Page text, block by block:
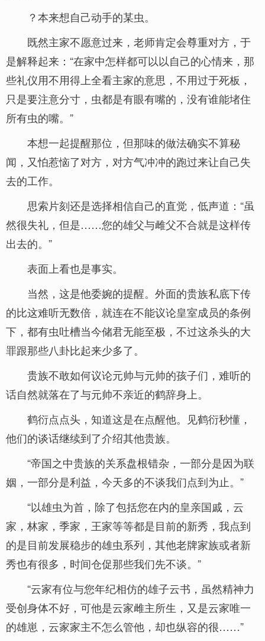
？本来想自己动手的某虫。
既然主家不愿意过来，老师肯定会尊重对方，于
是解释起来：“在家中怎样都可以以自己的心情来，那
些礼仪用不用得上全看主家的意思，不用过于死板，
只是要注意分寸，虫都是有眼有嘴的，没有谁能堵住
所有虫的嘴。”
本想一起提醒那位，但那味的做法确实不算秘
闻，又怕惹恼了对方，对方气冲冲的跑过来让自己失
去的工作。
思索片刻还是选择相信自己的直觉，低声道：“虽
然很失礼，但是……您的雄父与雌父不合就是这样传
出去的。”
表面上看也是事实。
当然，这是他委婉的提醒。外面的贵族私底下传
的比这难听无数倍，就连在不能议论皇室成员的条例
下，都有虫吐槽当今储君无能至极，不过这杀头的大
罪跟那些八卦比起来少多了。
贵族不敢如何议论元帅与元帅的孩子们，难听的
话自然就落在了与元帅不亲近的鹤辞身上。
鹤衍点点头，知道这是在点醒他。见鹤衍秒懂，
他们的谈话继续到了介绍其他贵族。
“帝国之中贵族的关系盘根错杂，一部分是因为联
姻，一部分是利益，今天多的不谈我们点到为止。”
“以雄虫为首，除了包括您在内的皇亲国戚，云
家，林家，季家，王家等等都是目前的新秀，我点到
的是目前发展稳步的雄虫系列，其他老牌家族或者新
秀也有很多，时间仓促那些我们先不谈。”
“云家有位与您年纪相仿的雄子云书，虽然精神力
受创身体不好，可他是云家雌主所生，又是云家唯一
的雄崽，云家家主不怎么管他，却也纵容的很……”